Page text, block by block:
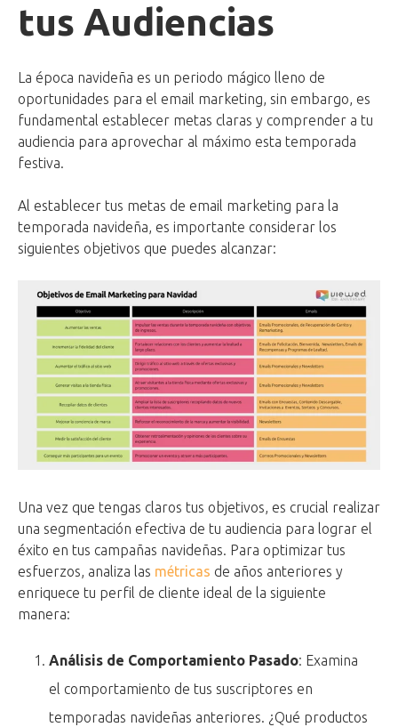
tus Audiencias
La época navideña es un periodo mágico lleno de
oportunidades para el email marketing, sin embargo, es
fundamental establecer metas claras y comprender a tu
audiencia para aprovechar al máximo esta temporada
festiva.
Al establecer tus metas de email marketing para la
temporada navideña, es importante considerar los
siguientes objetivos que puedes alcanzar:
Una vez que tengas claros tus objetivos, es crucial realizar
una segmentación efectiva de tu audiencia para lograr el
éxito en tus campañas navideñas. Para optimizar tus
esfuerzos, analiza las métricas de años anteriores y
enriquece tu perfil de cliente ideal de la siguiente
manera:
Análisis de Comportamiento Pasado: Examina
el comportamiento de tus suscriptores en
temporadas navideñas anteriores. ¿Qué productos